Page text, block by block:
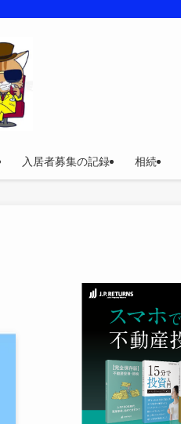
入居者募集の記録 相続